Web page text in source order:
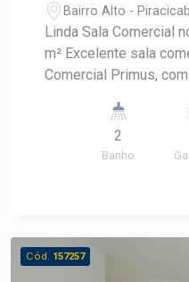
Bairro Alto -
Linda Sala Comercial
m² Excelente sala comercial no Edifício
Comercial Primus,
Recepção completa com balcão
em todos os ambientes 2 salas
completas, com armários
que buscam conforto e
localização privilegiada. Edifício comercial com
2
Banho
Cód. 157257